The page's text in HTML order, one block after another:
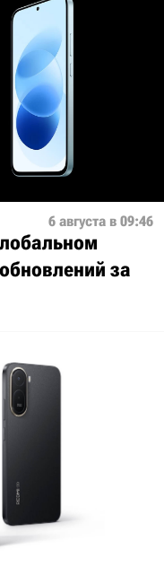
6 августа в 09:46
за